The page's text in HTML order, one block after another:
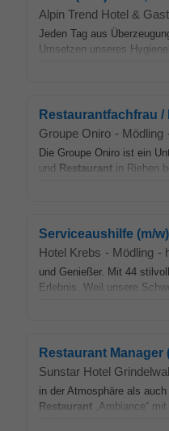
Alpin Trend Hotel &
Jeden Tag aus
Umsetzen unseres
Restaurantfachfrau /
Groupe Oniro - Mödling
Die Groupe Oniro ist ein
und Restaurant in Riehen
Serviceaushilfe (m/
Hotel Krebs - Mödling -
und Genießer. Mit 44
Erlebnis. Weil unsere
Restaurant
Sunstar Hotel
in der Atmosphäre als
Restaurant „Ambiance“